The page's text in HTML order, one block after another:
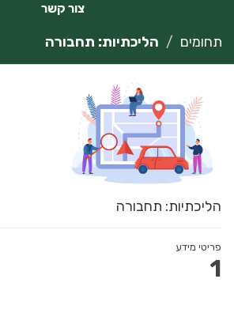
צור קשר
תחומים הליכתיות: תחבורה
הליכתיות: תחבורה
פריטי מידע
1